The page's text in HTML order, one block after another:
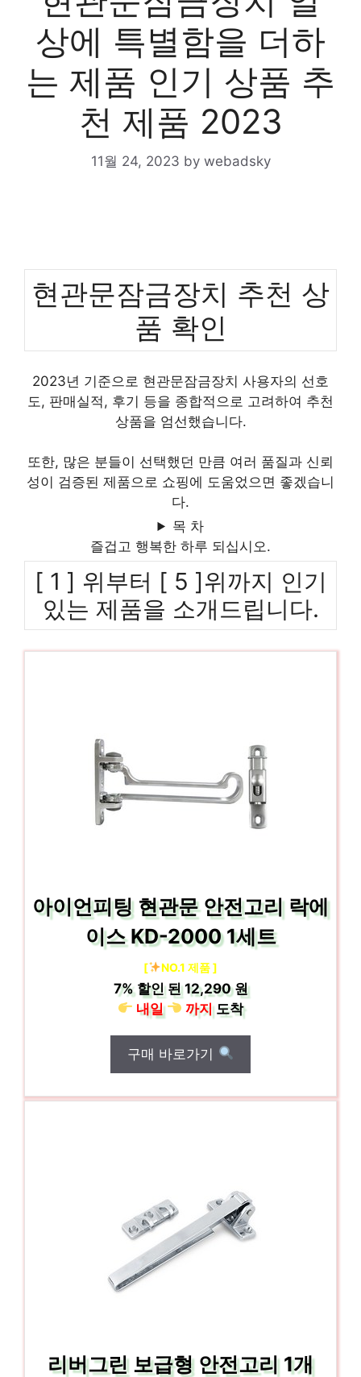
상에 특별함을 더하
는 제품 인기 상품 추
천 제품 2023
11월 24, 2023 by webadsky
현관문잠금장치 추천 상
품 확인
2023년 기준으로 현관문잠금장치 사용자의 선호
도, 판매실적, 후기 등을 종합적으로 고려하여 추천
상품을 엄선했습니다.
또한, 많은 분들이 선택했던 만큼 여러 품질과 신뢰
성이 검증된 제품으로 쇼핑에 도움었으면 좋겠습니
다.
목 차
즐겁고 행복한 하루 되십시오.
[ 1 ] 위부터 [ 5 ]위까지 인기
있는 제품을 소개드립니다.
아이언피팅 현관문 안전고리 락에
이스 KD-2000 1세트
[ NO.1 제품 ]
7%할인 된12,290 원
내일
까지도착
구매 바로가기
리버그린 보급형 안전고리 1개